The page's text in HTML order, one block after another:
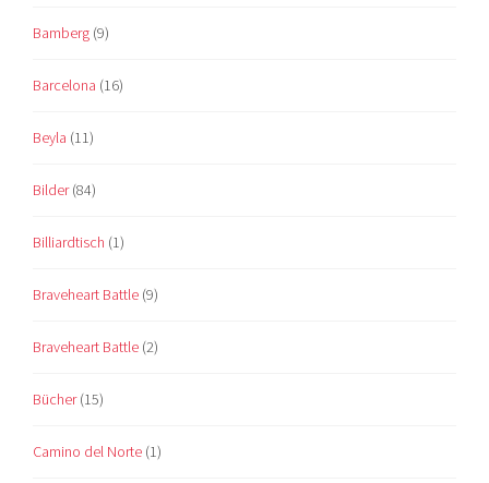
Bamberg (9)
Barcelona (16)
Beyla (11)
Bilder(84)
Billiardtisch (1)
Braveheart Battle (9)
Braveheart Battle (2)
Bücher(15)
Camino del Norte (1)